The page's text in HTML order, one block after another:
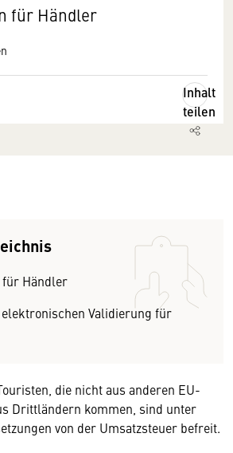
für Händler
Inhalt
teilen
Händler
Validierung für
die nicht aus anderen EU-
Drittländern kommen, sind unter
von der Umsatzsteuer befreit.